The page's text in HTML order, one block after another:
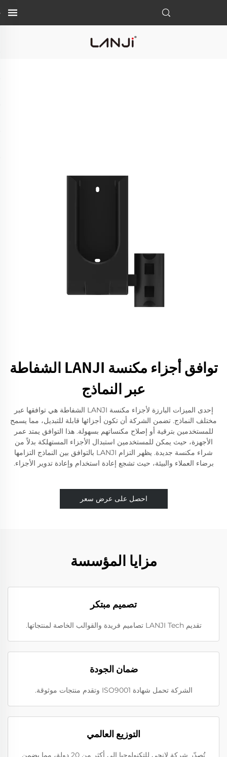
توافق أجزاء مكنسة LANJI الشفاطة
عبر النماذج
إحدى الميزات البارزة لأجزاء مكنسة LANJI الشفاطة هي توافقها عبر
مختلف النماذج. تضمن الشركة أن تكون أجزائها قابلة للتبديل، مما يسمح
للمستخدمين بترقية أو إصلاح مكنساتهم بسهولة. هذا التوافق يمتد عمر
الأجهزة، حيث يمكن للمستخدمين استبدال الأجزاء المستهلكة بدلاً من
شراء مكنسة جديدة. يظهر التزام LANJI بالتوافق بين النماذج التزامها
برضاء العملاء والبيئة، حيث تشجع إعادة استخدام وإعادة تدوير الأجزاء.
احصل على عرض سعر
مزايا المؤسسة
تصميم مبتكر
تقديم LANJI Tech تصاميم فريدة والقوالب الخاصة لمنتجاتها.
ضمان الجودة
الشركة تحمل شهادة ISO9001 وتقدم منتجات موثوقة.
التوزيع العالمي